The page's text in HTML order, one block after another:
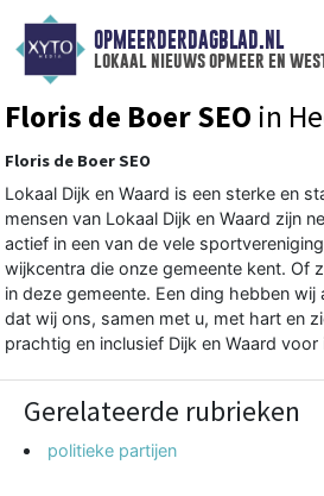
OPMEERDERDAGBLAD.NL
lokaal nieuws opmeer en
Floris de Boer SEO in
Floris de Boer SEO
Lokaal Dijk en Waard is een sterke en
mensen van Lokaal Dijk en Waard zijn
actief in een van de vele
wijkcentra die onze gemeente kent. Of
in deze gemeente. Een ding hebben wij
dat wij ons, samen met u, met hart en
prachtig en inclusief Dijk en Waard voor
Gerelateerde rubrieken
politieke partijen